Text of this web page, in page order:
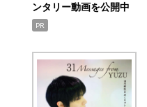
ンタリー動画を公開中
PR